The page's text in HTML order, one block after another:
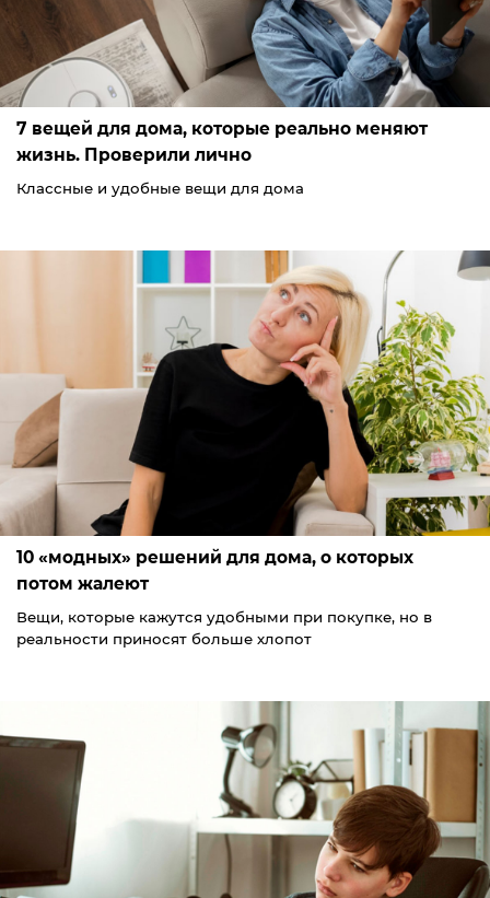
7 вещей для дома, которые реально меняют
жизнь. Проверили лично
Классные и удобные вещи для дома
10 «модных» решений для дома, о которых
потом жалеют
Вещи, которые кажутся удобными при покупке, но в
реальности приносят больше хлопот